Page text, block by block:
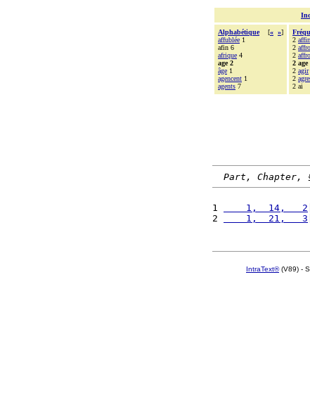
Alphabétique [« »]
affublée 1
afin 6
afrique 4
age 2
âge 1
agencent 1
agents 7
2
2
2
2 age
2 agir
2
2 ai
Part, Chapter,
1
    1,  14,   2
2
    1,  21,   3
IntraText®(V89) -